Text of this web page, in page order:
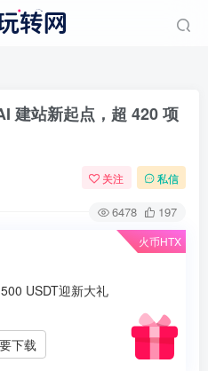
建站新起点，超 420 项
关注 私信
6478 197
火币HTX
USDT迎新大礼
下载